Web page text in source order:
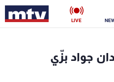
LIVE
جواد بزّي